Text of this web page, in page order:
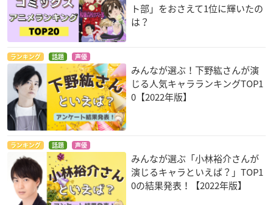
ト部」をおさえて1位に輝いたの
は？
ランキング 話題 声優
みんなが選ぶ！下野紘さんが演
じる人気キャラランキングTOP1
0【2022年版】
ランキング 話題 声優
みんなが選ぶ「小林裕介さんが
演じるキャラといえば？」TOP1
0の結果発表！【2022年版】